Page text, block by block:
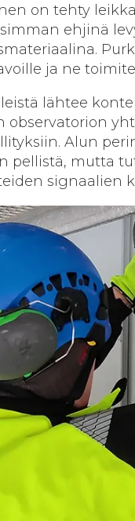
on tehty
ehjinä
ja ne
lähtee
observatorion
Alun
pellistä, mutta
signaalien